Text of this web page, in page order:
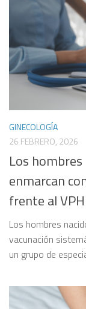
GINECOLOGÍA
26 FEBRERO, 2026
Los
enmarcan
frente al VPH
Los hombres
vacunación
un grupo de